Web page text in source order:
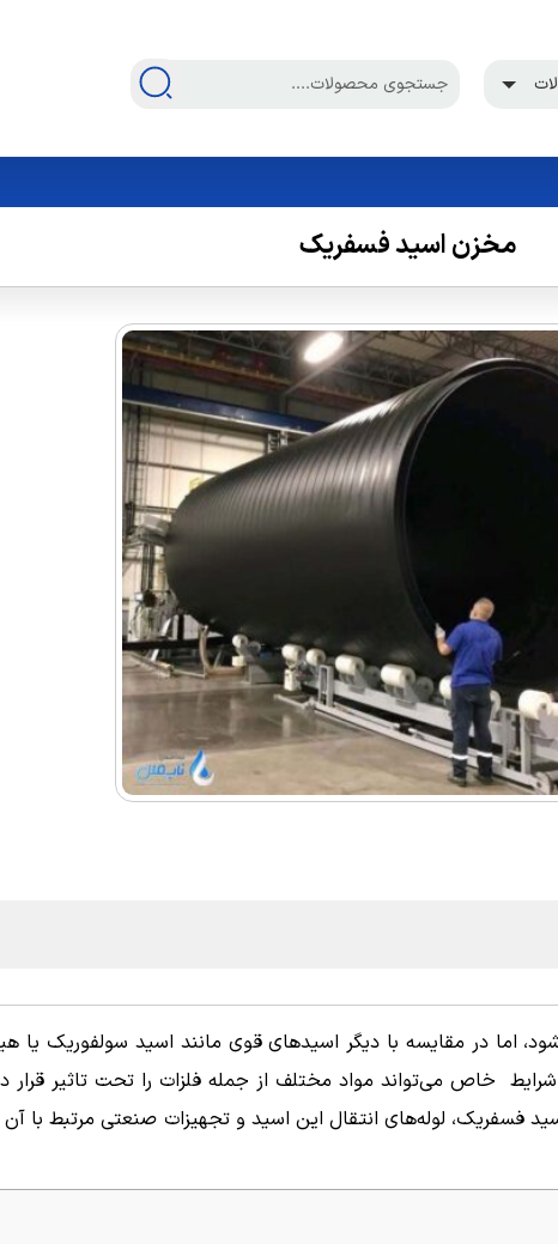
مخزن اسید فسفریک
اما در مقایسه با دیگر اسیدهای قوی مانند اسید سولفوریک یا
خاص می‌تواند مواد مختلف از جمله فلزات را تحت تاثیر
فسفریک، لوله‌های انتقال این اسید و تجهیزات صنعتی مرتبط با آن